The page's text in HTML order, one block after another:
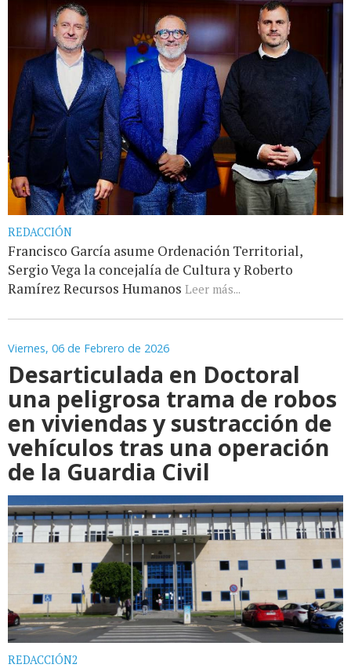
REDACCIÓN
Francisco García asume Ordenación Territorial,
Sergio Vega la concejalía de Cultura y Roberto
Ramírez Recursos Humanos Leer más...
Viernes, 06 de Febrero de 2026
Desarticulada en Doctoral
una peligrosa trama de robos
en viviendas y sustracción de
vehículos tras una operación
de la Guardia Civil
REDACCIÓN2